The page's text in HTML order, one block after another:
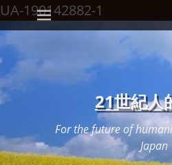
UA-190142882-1
コ
ン
ス
キ
メインメニュー
21世紀人
For the future of
Japan